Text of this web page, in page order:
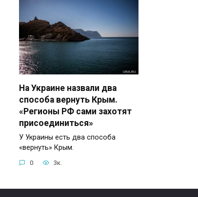
На Украине назвали два
способа вернуть Крым.
«Регионы РФ сами захотят
присоединиться»
У Украины есть два способа
«вернуть» Крым.
0 3к.